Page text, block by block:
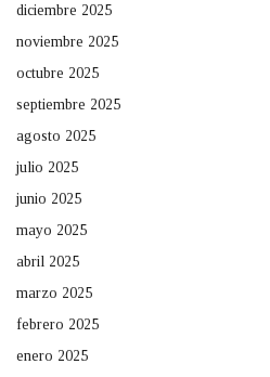
diciembre 2025
noviembre 2025
octubre 2025
septiembre 2025
agosto 2025
julio 2025
junio 2025
mayo 2025
abril 2025
marzo 2025
febrero 2025
enero 2025